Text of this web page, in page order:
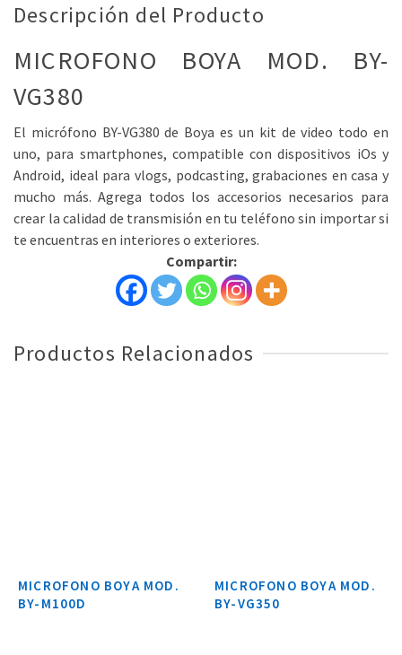
Descripción del Producto
MICROFONO BOYA MOD. BY-
VG380
El micrófono BY-VG380 de Boya es un kit de video todo en
uno, para smartphones, compatible con dispositivos iOs y
Android, ideal para vlogs, podcasting, grabaciones en casa y
mucho más. Agrega todos los accesorios necesarios para
crear la calidad de transmisión en tu teléfono sin importar si
te encuentras en interiores o exteriores.
Compartir:
Productos Relacionados
MICROFONO BOYA MOD.
BY-M100D
MICROFONO BOYA MOD.
BY-VG350